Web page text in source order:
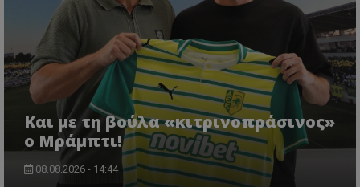
Και με τη βούλα «κιτρινοπράσινος»
ο Μράμπτι!
08.08.2026 - 14:44